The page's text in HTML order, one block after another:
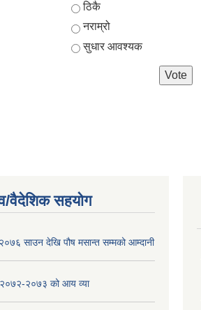
ठिकै
नराम्रो
सुधार आवश्यक
वैदेशिक सहयोग
साउन देखि पौष मसान्त सम्मको आम्दानी
२०७३ को आय व्या